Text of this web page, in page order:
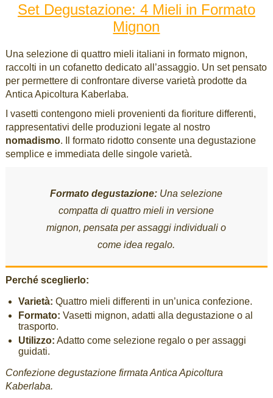
Set Degustazione: 4 Mieli in Formato
Mignon
Una selezione di quattro mieli italiani in formato mignon,
raccolti in un cofanetto dedicato all’assaggio. Un set pensato
per permettere di confrontare diverse varietà prodotte da
Antica Apicoltura Kaberlaba.
I vasetti contengono mieli provenienti da fioriture differenti,
rappresentativi delle produzioni legate al nostro
nomadismo. Il formato ridotto consente una degustazione
semplice e immediata delle singole varietà.
Formato degustazione: Una selezione
compatta di quattro mieli in versione
mignon, pensata per assaggi individuali o
come idea regalo.
Perché sceglierlo:
Varietà: Quattro mieli differenti in un’unica confezione.
Formato: Vasetti mignon, adatti alla degustazione o al
trasporto.
Utilizzo: Adatto come selezione regalo o per assaggi
guidati.
Confezione degustazione firmata Antica Apicoltura
Kaberlaba.